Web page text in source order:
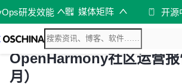
研发效能 媒体矩阵 开源
OpenHarmony社区运营
月）